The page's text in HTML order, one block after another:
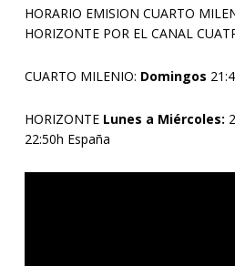
HORARIO EMISION CUARTO
HORIZONTE POR EL CANAL
CUARTO MILENIO: Domingos
HORIZONTE Lunes a Miércoles:
22:50h España